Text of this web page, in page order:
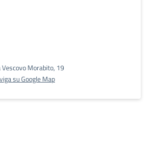
Vescovo Morabito, 19
su Google Map